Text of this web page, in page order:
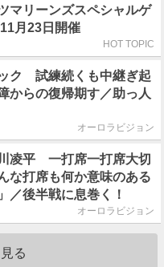
マリーンズスペシャルゲ
月23日開催
HOT TOPIC
ク 試練続くも中継ぎ起
からの復帰期す／助っ人
オーロラビジョン
凌平 一打席一打席大切
打席も何か意味のある
／後半戦に息巻く！
オーロラビジョン
る